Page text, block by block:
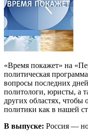
«Время покажет» на
политическая
вопросы последних
политологи, юристы, а
других областях, чтобы
политики как в нашей
В выпуске: Россия —